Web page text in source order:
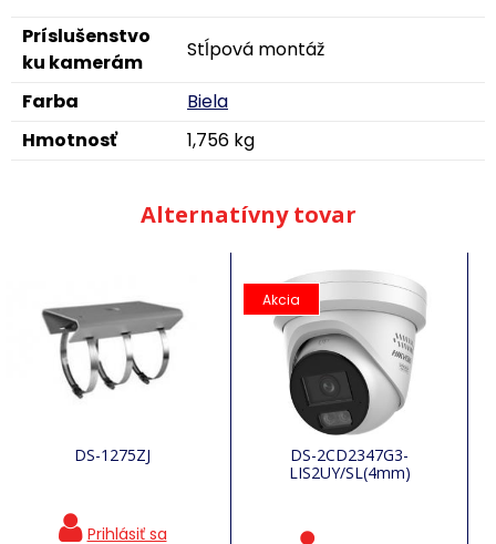
Príslušenstvo
ku kamerám
Stĺpová montáž
Farba
Biela
Hmotnosť
1,756 kg
Alternatívny tovar
DS-1275ZJ
DS-2CD2347G3-
LIS2UY/SL(4mm)
Akcia